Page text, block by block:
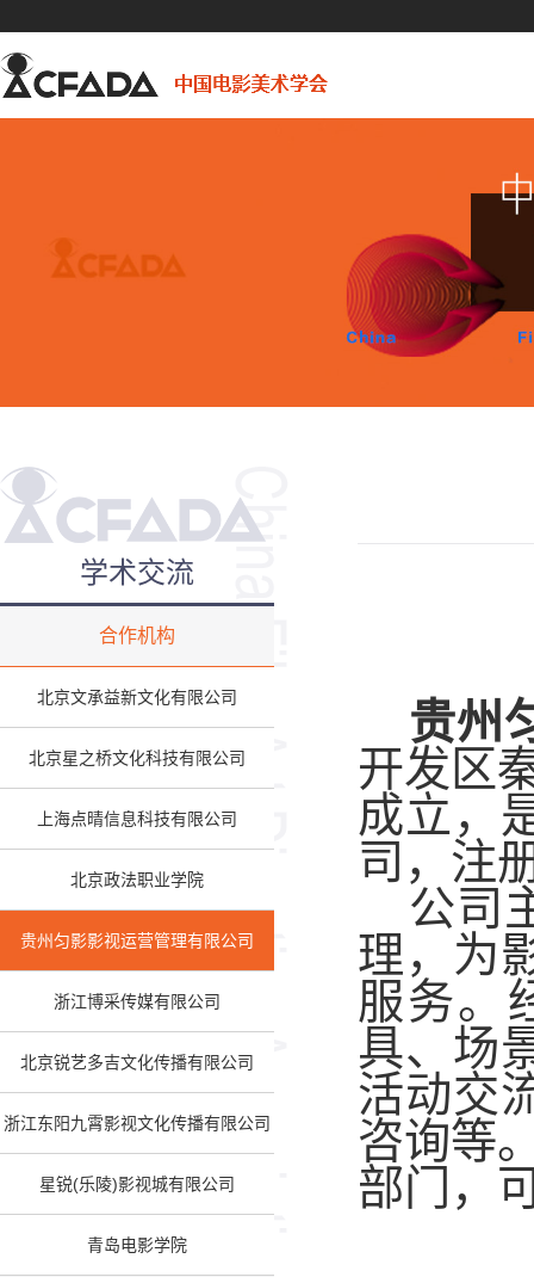
学术交流
合作机构
北京文承益新文化有限公司
北京星之桥文化科技有限公司
上海点晴信息科技有限公司
北京政法职业学院
贵州匀影影视运营管理有限公司
浙江博采传媒有限公司
北京锐艺多吉文化传播有限公司
浙江东阳九霄影视文化传播有限公司
星锐(乐陵)影视城有限公司
青岛电影学院
贵州
开发区
成立，
司，注
公司
理，为
服务。
具、场
活动交
咨询等
部门，